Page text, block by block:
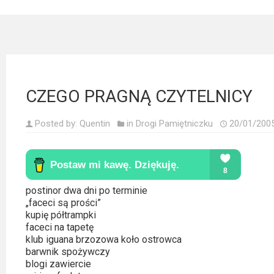
dokumentalne
Horrory
Kino
azjatyckie
Kino
europejskie
CZEGO PRAGNĄ CZYTELNICY
Posted by: Quentin in Drogi Pamiętniczku 20/01/
postinor dwa dni po terminie
„faceci są prości”
kupię półtrampki
faceci na tapetę
klub iguana brzozowa koło ostrowca
barwnik spożywczy
blogi zawiercie